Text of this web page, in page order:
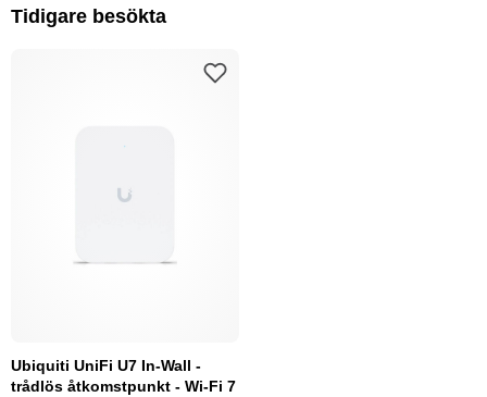
Tidigare besökta
Ubiquiti UniFi U7 In-Wall -
trådlös åtkomstpunkt - Wi-Fi 7